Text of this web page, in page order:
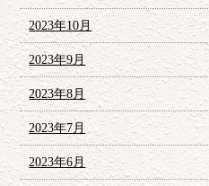
2023年10月
2023年9月
2023年8月
2023年7月
2023年6月